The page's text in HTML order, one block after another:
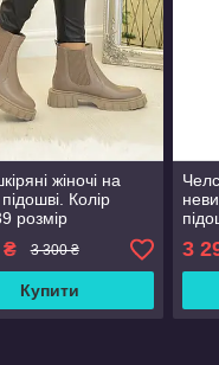
жіночі на
Колір
розмір
3 300 ₴
Купити
3